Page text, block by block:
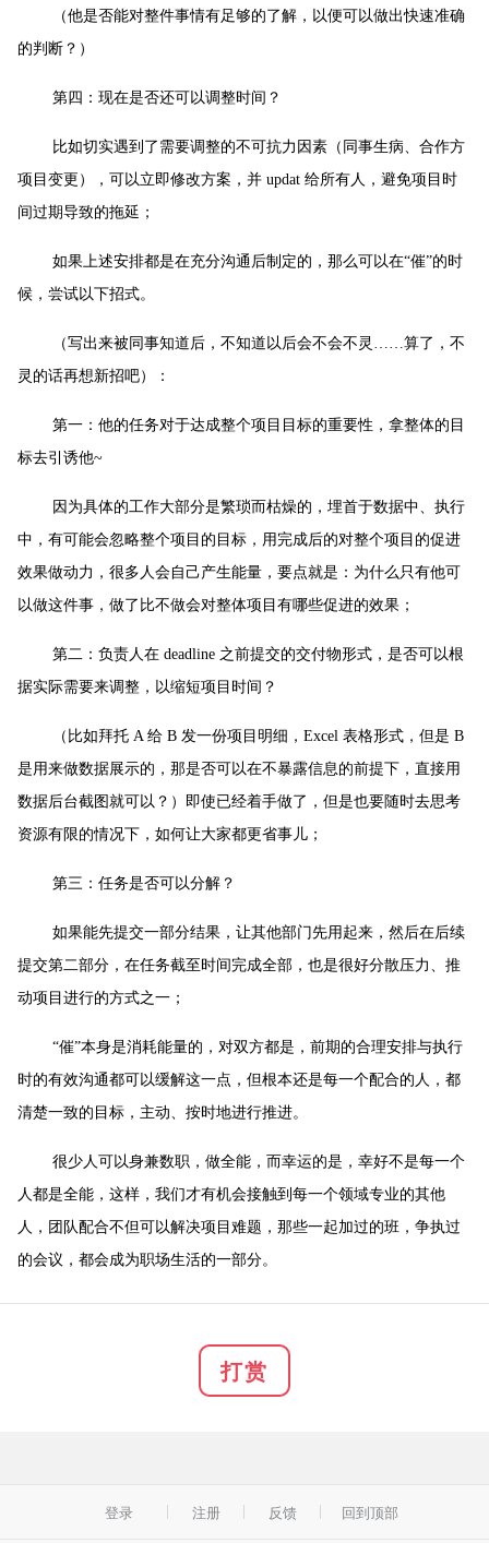
（他是否能对整件事情有足够的了解，以便可以做出快速准确
的判断？）
第四：现在是否还可以调整时间？
比如切实遇到了需要调整的不可抗力因素（同事生病、合作方
项目变更），可以立即修改方案，并 updat 给所有人，避免项目时
间过期导致的拖延；
如果上述安排都是在充分沟通后制定的，那么可以在“催”的时
候，尝试以下招式。
（写出来被同事知道后，不知道以后会不会不灵……算了，不
灵的话再想新招吧）：
第一：他的任务对于达成整个项目目标的重要性，拿整体的目
标去引诱他~
因为具体的工作大部分是繁琐而枯燥的，埋首于数据中、执行
中，有可能会忽略整个项目的目标，用完成后的对整个项目的促进
效果做动力，很多人会自己产生能量，要点就是：为什么只有他可
以做这件事，做了比不做会对整体项目有哪些促进的效果；
第二：负责人在 deadline 之前提交的交付物形式，是否可以根
据实际需要来调整，以缩短项目时间？
（比如拜托 A 给 B 发一份项目明细，Excel 表格形式，但是 B
是用来做数据展示的，那是否可以在不暴露信息的前提下，直接用
数据后台截图就可以？）即使已经着手做了，但是也要随时去思考
资源有限的情况下，如何让大家都更省事儿；
第三：任务是否可以分解？
如果能先提交一部分结果，让其他部门先用起来，然后在后续
提交第二部分，在任务截至时间完成全部，也是很好分散压力、推
动项目进行的方式之一；
“催”本身是消耗能量的，对双方都是，前期的合理安排与执行
时的有效沟通都可以缓解这一点，但根本还是每一个配合的人，都
清楚一致的目标，主动、按时地进行推进。
很少人可以身兼数职，做全能，而幸运的是，幸好不是每一个
人都是全能，这样，我们才有机会接触到每一个领域专业的其他
人，团队配合不但可以解决项目难题，那些一起加过的班，争执过
的会议，都会成为职场生活的一部分。
打赏
登录 注册 反馈 回到顶部